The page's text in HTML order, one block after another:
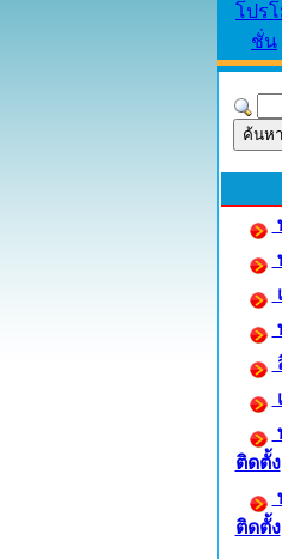
โปร
ชั่น
ติดตั้ง
ติดตั้ง